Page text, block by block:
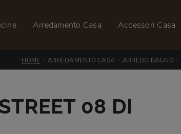
Arredamento Casa Accessori Casa
HOME - ARREDAMENTO CASA - ARREDO BAGNO -
08 DI